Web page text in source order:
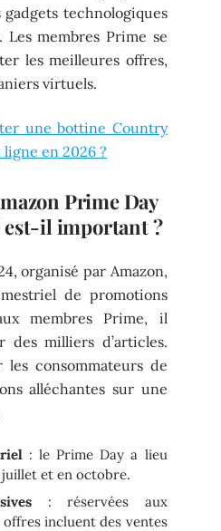
technologiques
Les membres Prime se
les meilleures offres,
virtuels.
une bottine Country
en 2026 ?
Prime Day
est-il important ?
organisé par Amazon,
de promotions
membres Prime, il
des milliers d’articles.
les consommateurs de
alléchantes sur une
: le Prime Day a lieu
et en octobre.
: réservées aux
incluent des ventes